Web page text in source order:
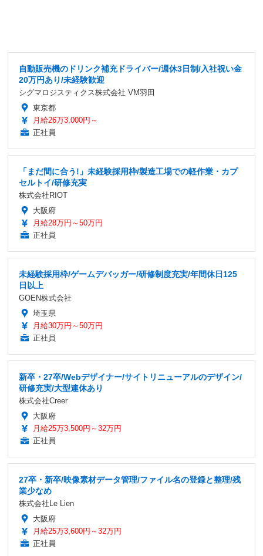
自動販売機のドリンク補充ドライバー/週休3日制/入社祝い金
20万円あり/未経験歓迎
シグマロジスティクス株式会社 VM羽田
東京都
月給26万3,000円～
正社員
「まだ間に合う!」未経験採用枠/製造工場での軽作業・カプ
セルトイ/研修充実
株式会社RIOT
大阪府
月給28万円～50万円
正社員
未経験採用枠/ゲームデバッガー/研修制度充実/年間休日125
日以上
GOEN株式会社
埼玉県
月給30万円～50万円
正社員
新卒・27卒/Webデザイナー/サイトリニューアルのデザイン/
研修充実/大型連休あり
株式会社Creer
大阪府
月給25万3,500円～32万円
正社員
27卒・新卒/映像素材データ管理/ファイル名の登録と整理/残
業少なめ
株式会社Le Lien
大阪府
月給25万3,600円～32万円
正社員